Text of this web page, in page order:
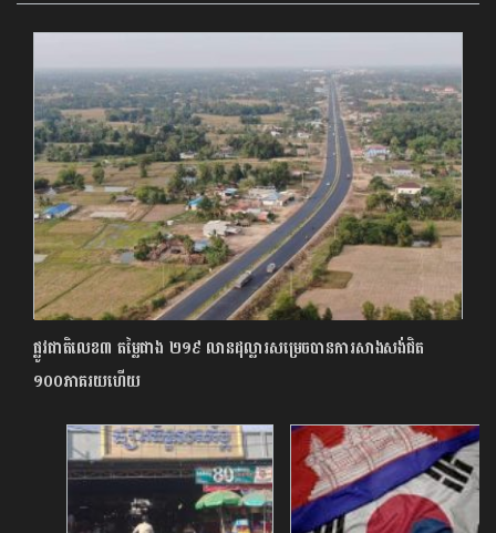
ផ្លូវជាតិលេខ៣ តម្លៃជាង ២១៩ លានដុល្លារសម្រេចបានការសាងសង់ជិត
១០០ភាគរយហើយ